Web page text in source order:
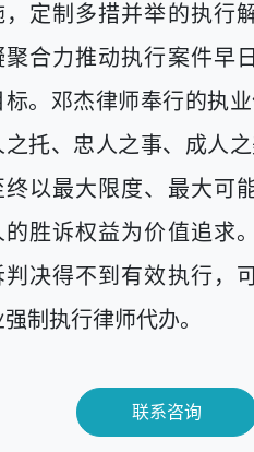
，定制多措并举的执行
聚合力推动执行案件早
标。邓杰律师奉行的执
之托、忠人之事、成人
终以最大限度、最大可
的胜诉权益为价值追求
判决得不到有效执行，
强制执行律师代办。
联系咨询